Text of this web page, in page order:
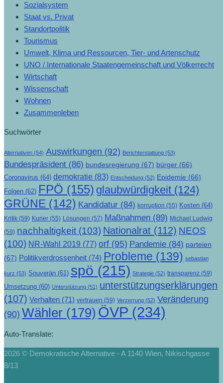
Sozialsystem
Staat vs. Privat
Standortpolitik
Tourismus
Umwelt, Klima und Ressourcen, Tier- und Artenschutz
UNO / Internationale Staatengemeinschaft und Völkerrecht
Wirtschaft
Wissenschaft
Wohnen
Zusammenleben
Suchwörter
Alternativen (54) Auswirkungen (92) Berichterstattung (53)
Bundespräsident (86) bundesregierung (67) bürger (66)
Coronavirus (64) demokratie (83) Entscheidung (52) Epidemie (66)
Folgen (62) FPÖ (155) glaubwürdigkeit (124)
GRÜNE (142) Kandidatur (84) korruption (55) Kosten (64)
Kritik (59) Kurier (55) Lösungen (57) Maßnahmen (89) Michael Ludwig
(59) nachhaltigkeit (103) Nationalrat (112) NEOS
(100) NR-Wahl 2019 (77) orf (95) Pandemie (84) parteien
(67) Politikverdrossenheit (74) Probleme (139) sebastian
kurz (53) Souverän (61) spö (215) Strategie (52) transparenz (59)
Umsetzung (60) Unterstützung (51) unterstützungserklärungen
(107) Verhalten (71) vertrauen (59) Verzerrung (52) Veränderung
(90) Wähler (179) ÖVP (234)
Auto-Translate:
2026 © Demokratische Alternative - A 1140 Wien, Nikischgasse
8/13